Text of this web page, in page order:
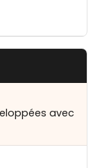
avec